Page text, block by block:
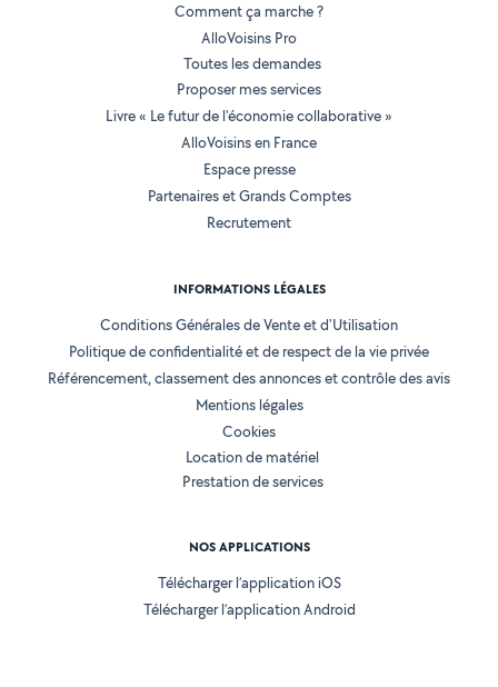
Comment ça marche ?
AlloVoisins Pro
Toutes les demandes
Proposer mes services
Livre « Le futur de l'économie collaborative »
AlloVoisins en France
Espace presse
Partenaires et Grands Comptes
Recrutement
INFORMATIONS LÉGALES
Conditions Générales de Vente et d'Utilisation
Politique de confidentialité et de respect de la vie privée
Référencement, classement des annonces et contrôle des avis
Mentions légales
Cookies
Location de matériel
Prestation de services
NOS APPLICATIONS
Télécharger l’application iOS
Télécharger l’application Android